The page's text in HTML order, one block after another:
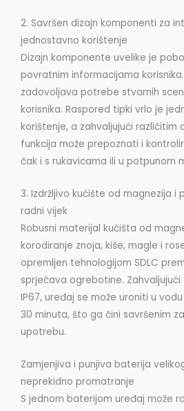
2. Savršen dizajn komponenti za
jednostavno korištenje
Dizajn komponente uvelike je
povratnim informacijama
zadovoljava potrebe stvarnih
korisnika. Raspored tipki vrlo je
korištenje, a zahvaljujući različitim
funkcija može prepoznati i
čak i s rukavicama ili u potpunom
3. Izdržljivo kućište od magnezija i
radni vijek
Robusni materijal kućišta od
korodiranje znoja, kiše, magle i
opremljen tehnologijom SDLC
sprječava ogrebotine.
IP67, uređaj se može uroniti u
30 minuta, što ga čini savršenim
upotrebu.
Zamjenjiva i punjiva baterija
neprekidno promatranje
S jednom baterijom uređaj može